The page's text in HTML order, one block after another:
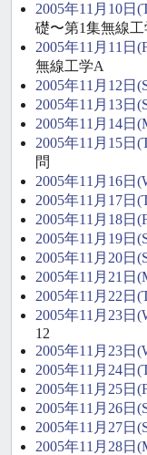
2005年11月10日
礎〜第1集無線工
2005年11月11日
無線工学A
2005年11月12日
2005年11月13日
2005年11月14日
2005年11月15日
問
2005年11月16日
2005年11月17日
2005年11月18日
2005年11月19日
2005年11月20日
2005年11月21日
2005年11月22日
2005年11月23日
12
2005年11月23日
2005年11月24日
2005年11月25日
2005年11月26日
2005年11月27日
2005年11月28日